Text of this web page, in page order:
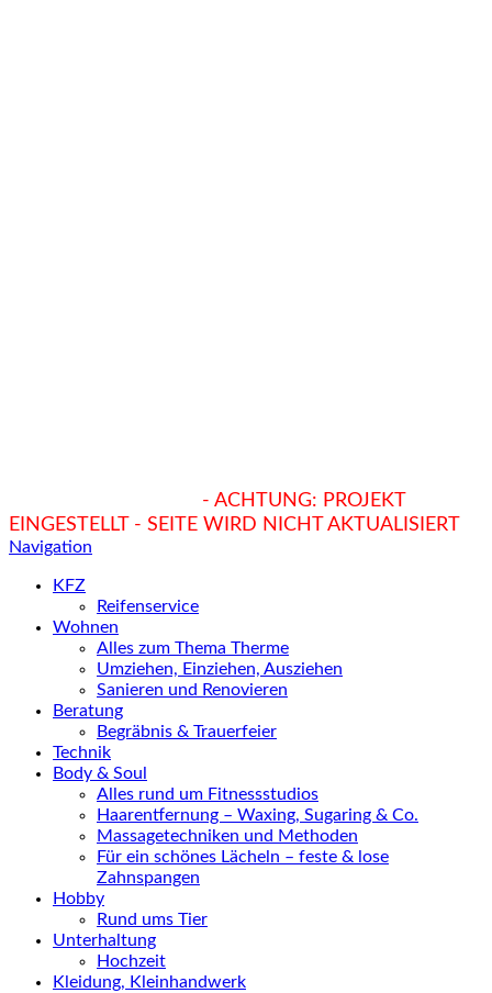
- ACHTUNG: PROJEKT
EINGESTELLT - SEITE WIRD NICHT AKTUALISIERT
Navigation
KFZ
Reifenservice
Wohnen
Alles zum Thema Therme
Umziehen, Einziehen, Ausziehen
Sanieren und Renovieren
Beratung
Begräbnis & Trauerfeier
Technik
Body & Soul
Alles rund um Fitnessstudios
Haarentfernung – Waxing, Sugaring & Co.
Massagetechniken und Methoden
Für ein schönes Lächeln – feste & lose
Zahnspangen
Hobby
Rund ums Tier
Unterhaltung
Hochzeit
Kleidung, Kleinhandwerk